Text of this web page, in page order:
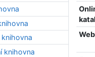
Web
knihovna